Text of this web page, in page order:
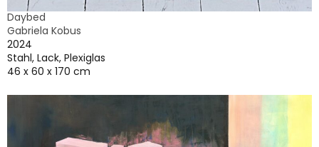
Daybed
Gabriela Kobus
2024
Stahl, Lack, Plexiglas
46 x 60 x 170 cm